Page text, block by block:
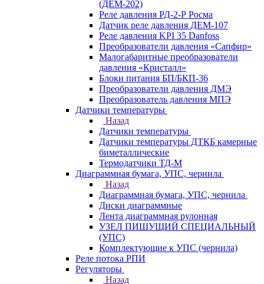
(ДЕМ-202)
Реле давления РД-2-Р Росма
Датчик реле давления ДЕМ-107
Реле давления KPI 35 Danfoss
Преобразователи давления «Сапфир»
Малогабаритные преобразователи
давления «Кристалл»
Блоки питания БП/БКП-36
Преобразователи давления ДМЭ
Преобразователь давления МПЭ
Датчики температуры
Назад
Датчики температуры
Датчики температуры ДТКБ камерные
биметаллические
Термодатчики ТД-М
Диаграммная бумага, УПС, чернила
Назад
Диаграммная бумага, УПС, чернила
Диски диаграммные
Лента диаграммная рулонная
УЗЕЛ ПИШУЩИЙ СПЕЦИАЛЬНЫЙ
(УПС)
Комплектующие к УПС (чернила)
Реле потока РПИ
Регуляторы
Назад